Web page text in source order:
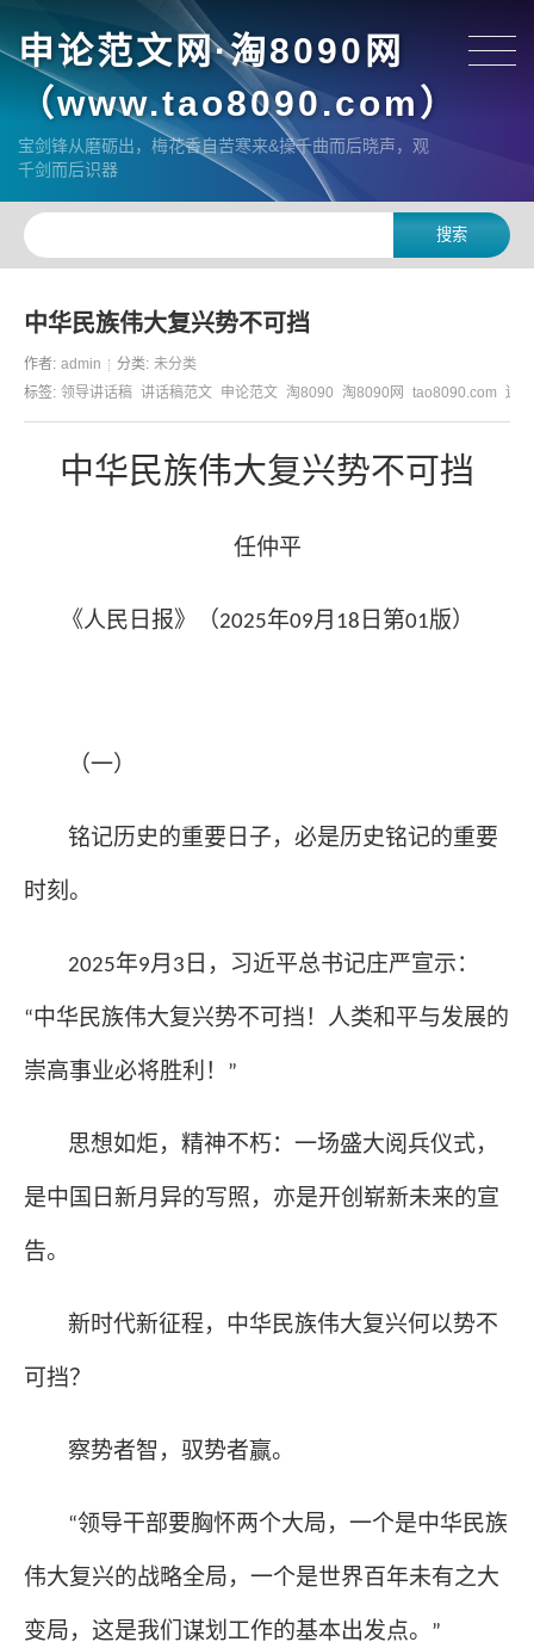
申论范文网·淘8090网
（www.tao8090.com）
宝剑锋从磨砺出，梅花香自苦寒来&操千曲而后晓声，观
千剑而后识器
中华民族伟大复兴势不可挡
作者: admin 分类: 未分类
标签: 领导讲话稿 讲话稿范文 申论范文 淘8090 淘8090网 tao8090.com 遴
中华民族伟大复兴势不可挡
任仲平
《人民日报》（2025年09月 18 日第01版）
（一）
铭记历史的重要日子，必是历史铭记的重要
时刻。
2025年9月 3 日，习近平总书记庄严宣示：
“中华民族伟大复兴势不可挡！人类和平与发展的
崇高事业必将胜利！ ”
思想如炬，精神不朽：一场盛大阅兵仪式，
是中国日新月异的写照，亦是开创崭新未来的宣
告。
新时代新征程，中华民族伟大复兴何以势不
可挡？
察势者智，驭势者赢。
“领导干部要胸怀两个大局，一个是中华民族
伟大复兴的战略全局，一个是世界百年未有之大
变局，这是我们谋划工作的基本出发点。 ”